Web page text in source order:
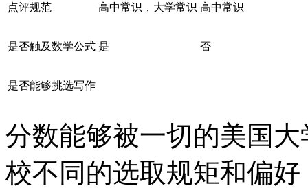
点评规范 高中常识，大学常识 高中常识
是否触及数学公式 是 否
是否能够挑选写作
分数能够被一切的美国
校不同的选取规矩和偏